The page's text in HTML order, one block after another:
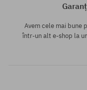
Avem cele mai bune
într-un alt e-shop la